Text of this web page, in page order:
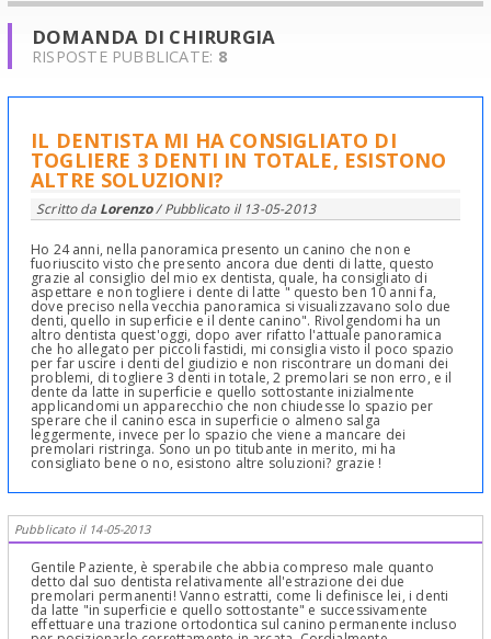
DOMANDA DI CHIRURGIA
RISPOSTE PUBBLICATE: 8
IL DENTISTA MI HA CONSIGLIATO DI
TOGLIERE 3 DENTI IN TOTALE, ESISTONO
ALTRE SOLUZIONI?
Scritto da Lorenzo/ Pubblicato il 13-05-2013
Ho 24 anni, nella panoramica presento un canino che non e
fuoriuscito visto che presento ancora due denti di latte, questo
grazie al consiglio del mio ex dentista, quale, ha consigliato di
aspettare e non togliere i dente di latte " questo ben 10 anni fa,
dove preciso nella vecchia panoramica si visualizzavano solo due
denti, quello in superficie e il dente canino". Rivolgendomi ha un
altro dentista quest'oggi, dopo aver rifatto l'attuale panoramica
che ho allegato per piccoli fastidi, mi consiglia visto il poco spazio
per far uscire i denti del giudizio e non riscontrare un domani dei
problemi, di togliere 3 denti in totale, 2 premolari se non erro, e il
dente da latte in superficie e quello sottostante inizialmente
applicandomi un apparecchio che non chiudesse lo spazio per
sperare che il canino esca in superficie o almeno salga
leggermente, invece per lo spazio che viene a mancare dei
premolari ristringa. Sono un po titubante in merito, mi ha
consigliato bene o no, esistono altre soluzioni? grazie !
Pubblicato il 14-05-2013
Gentile Paziente, è sperabile che abbia compreso male quanto
detto dal suo dentista relativamente all'estrazione dei due
premolari permanenti! Vanno estratti, come li definisce lei, i denti
da latte "in superficie e quello sottostante" e successivamente
effettuare una trazione ortodontica sul canino permanente incluso